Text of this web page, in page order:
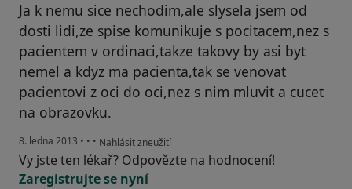
Ja k nemu sice nechodim,ale slysela jsem od
dosti lidi,ze spise komunikuje s pocitacem,nez s
pacientem v ordinaci,takze takovy by asi byt
nemel a kdyz ma pacienta,tak se venovat
pacientovi z oci do oci,nez s nim mluvit a cucet
na obrazovku.
8. ledna 2013 • • • podle názoru uživatele Váš účet byl odstraněn
Nahlásit zneužití
Vy jste ten lékař? Odpovězte na hodnocení!
Zaregistrujte se nyní